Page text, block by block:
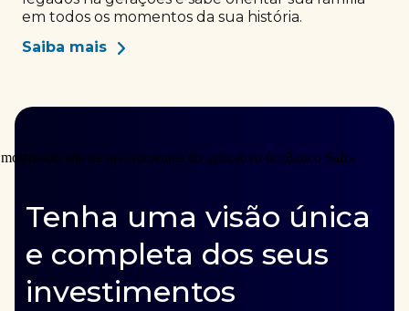
em todos os momentos da sua história.
Saiba mais
Tenha uma visão única
e completa dos seus
investimentos